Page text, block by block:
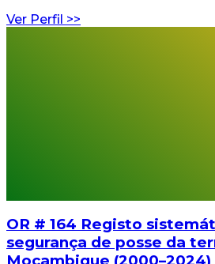
Ver Perfil >>
OR # 164 Registo
segurança de posse da